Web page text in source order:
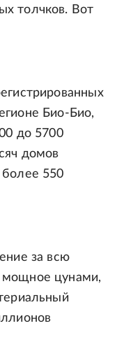
толчков. Вот
Био-Био,
до 5700
домов
550
за всю
мощное цунами,